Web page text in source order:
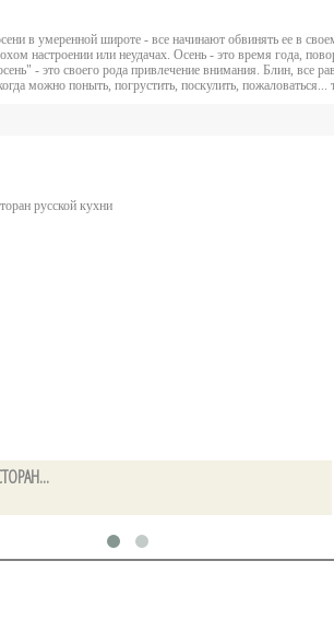
в умеренной широте - все начинают обвинять ее в
настроении или неудачах. Осень - это время года,
- это своего рода привлечение внимания. Блин, все
можно поныть, погрустить, поскулить, пожаловаться...